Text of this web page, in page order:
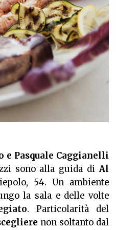
Pasquale Caggianelli
sono alla guida di Al
54. Un ambiente
la sala e delle volte
. Particolarità del
non soltanto dal